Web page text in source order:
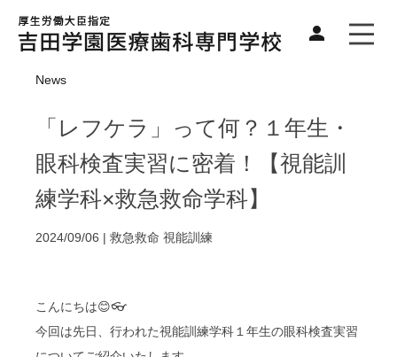
News
「レフケラ」って何？１年生・
眼科検査実習に密着！【視能訓
練学科×救急救命学科】
2024/09/06 | 救急救命 視能訓練
こんにちは😊👓
今回は先日、行われた視能訓練学科１年生の眼科検査実習